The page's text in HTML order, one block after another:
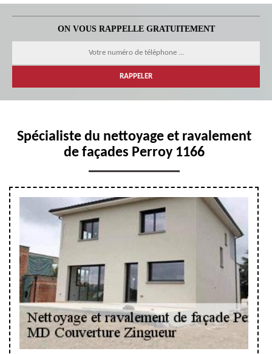
ON VOUS RAPPELLE GRATUITEMENT
Spécialiste du nettoyage et ravalement
de façades Perroy 1166